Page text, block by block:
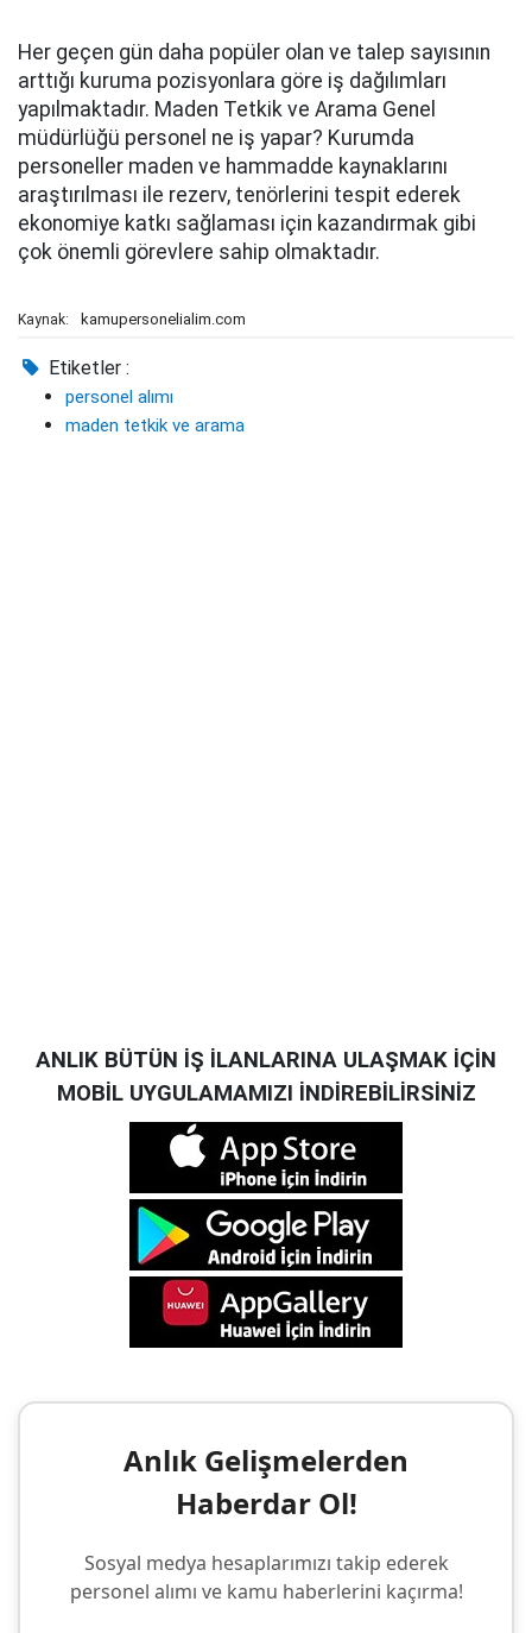
Her geçen gün daha popüler olan ve talep sayısının
arttığı kuruma pozisyonlara göre iş dağılımları
yapılmaktadır. Maden Tetkik ve Arama Genel
müdürlüğü personel ne iş yapar? Kurumda
personeller maden ve hammadde kaynaklarını
araştırılması ile rezerv, tenörlerini tespit ederek
ekonomiye katkı sağlaması için kazandırmak gibi
çok önemli görevlere sahip olmaktadır.
Kaynak: kamupersonelialim.com
Etiketler :
personel alımı
maden tetkik ve arama
ANLIK BÜTÜN İŞ İLANLARINA ULAŞMAK İÇİN
MOBİL UYGULAMAMIZI İNDİREBİLİRSİNİZ
Anlık Gelişmelerden
Haberdar Ol!
Sosyal medya hesaplarımızı takip ederek
personel alımı ve kamu haberlerini kaçırma!